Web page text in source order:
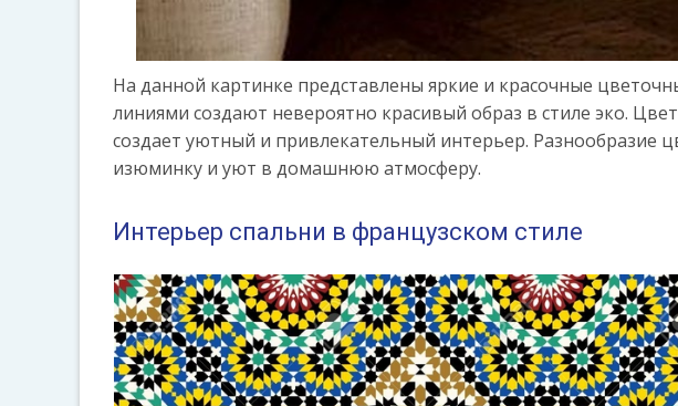
На данной картинке представлены яркие и красочные
линиями создают невероятно красивый образ в стиле эко.
создает уютный и привлекательный интерьер. Разнообразие
изюминку и уют в домашнюю атмосферу.
Интерьер спальни в французском стиле